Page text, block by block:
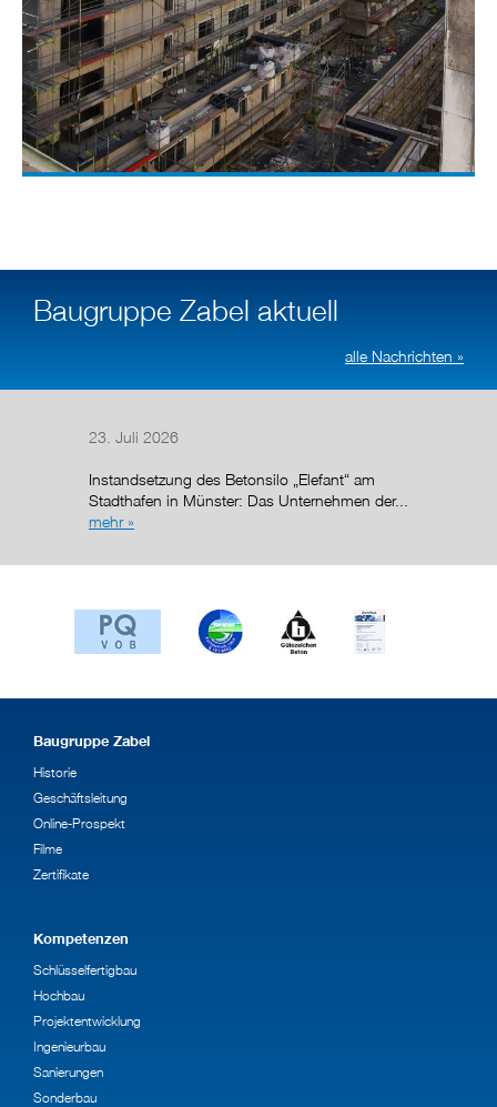
Baugruppe Zabel aktuell
alle Nachrichten »
23. Juli 2026
Instandsetzung des Betonsilo „Elefant“ am
Stadthafen in Münster: Das Unternehmen der...
mehr »
Baugruppe Zabel
Historie
Geschäftsleitung
Online-Prospekt
Filme
Zertifikate
Kompetenzen
Schlüsselfertigbau
Hochbau
Projektentwicklung
Ingenieurbau
Sanierungen
Sonderbau